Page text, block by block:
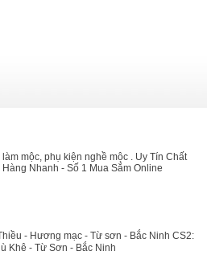
mộc, phụ kiện nghề mộc . Uy Tín Chất
Nhanh - Số 1 Mua Sắm Online
- Hương mạc - Từ sơn - Bắc Ninh CS2:
Khê - Từ Sơn - Bắc Ninh